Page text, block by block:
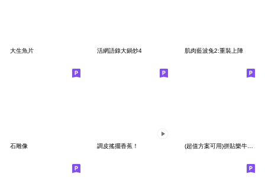
大生魚片 活網語錄大鍋炒4 肌肉藍波兔2:重裝上陣
石雕像 調皮搖擺香蕉！ (超值方案可用)拼貼樂牛排店